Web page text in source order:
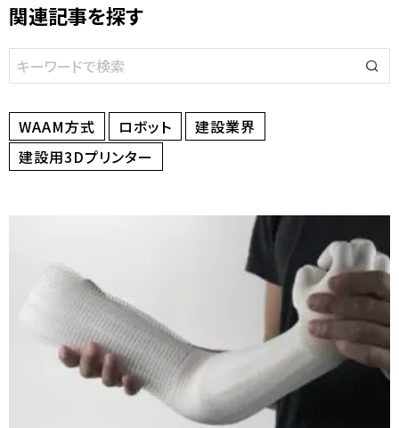
関連記事を探す
WAAM方式 ロボット
建設業界
建設用3Dプリンター